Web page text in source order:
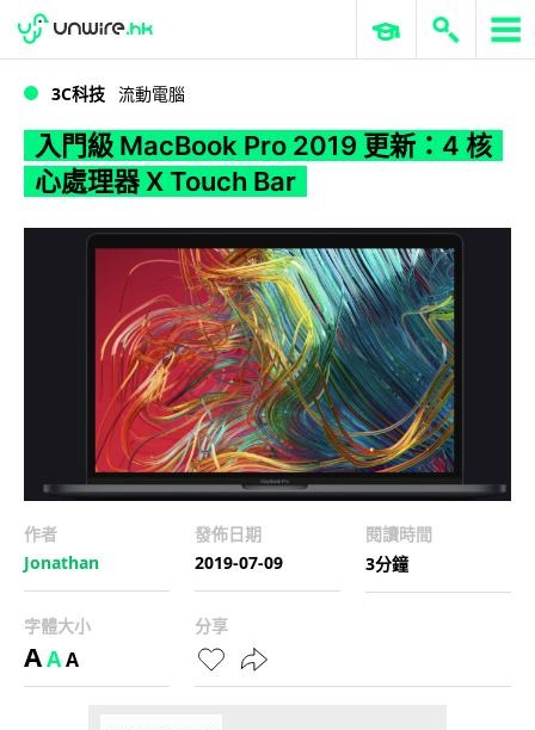
WWDC 2026 ERP 與商業 AI
3C科技 流動電腦
入門級 MacBook Pro 2019 更新：4 核
心處理器 X Touch Bar
作者
Jonathan
發佈日期
2019-07-09
閱讀時間
3分鐘
字體大小
AAA
分享